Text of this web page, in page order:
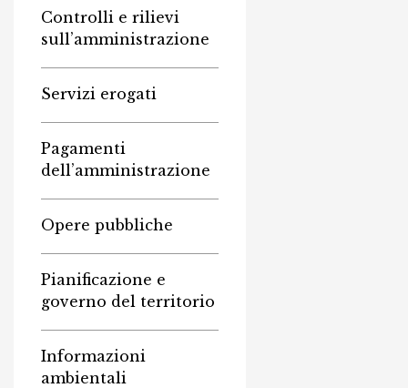
Controlli e rilievi
sull’amministrazione
Servizi erogati
Pagamenti
dell’amministrazione
Opere pubbliche
Pianificazione e
governo del territorio
Informazioni
ambientali